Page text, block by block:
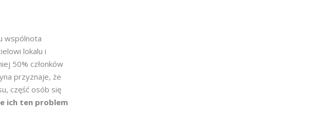
wspólnota
lokalu i
50% członków
przyznaje, że
część osób się
ich ten problem